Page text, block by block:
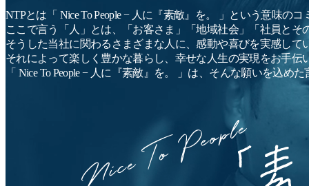
NTPとは「 Nice To People − 人に『素敵』を。 」という意味の
ここで言う「人」とは、「お客さま」「地域社会」「社員とそ
そうした当社に関わるさまざまな人に、感動や喜びを実感し
それによって楽しく豊かな暮らし、幸せな人生の実現をお手伝
「 Nice To People − 人に『素敵』を。 」は、そんな願いを込め